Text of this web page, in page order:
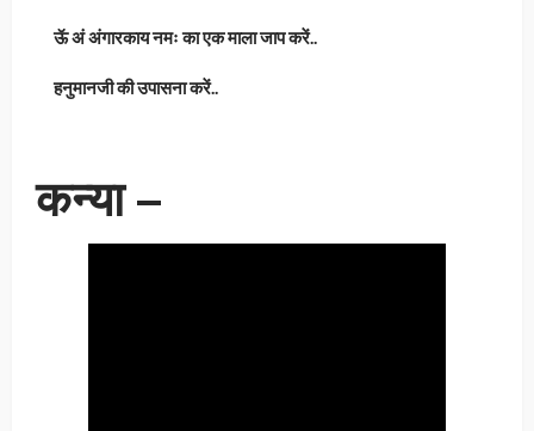
ऊॅ अं अंगारकाय नमः का एक माला जाप करें..
हनुमानजी की उपासना करें..
कन्या –